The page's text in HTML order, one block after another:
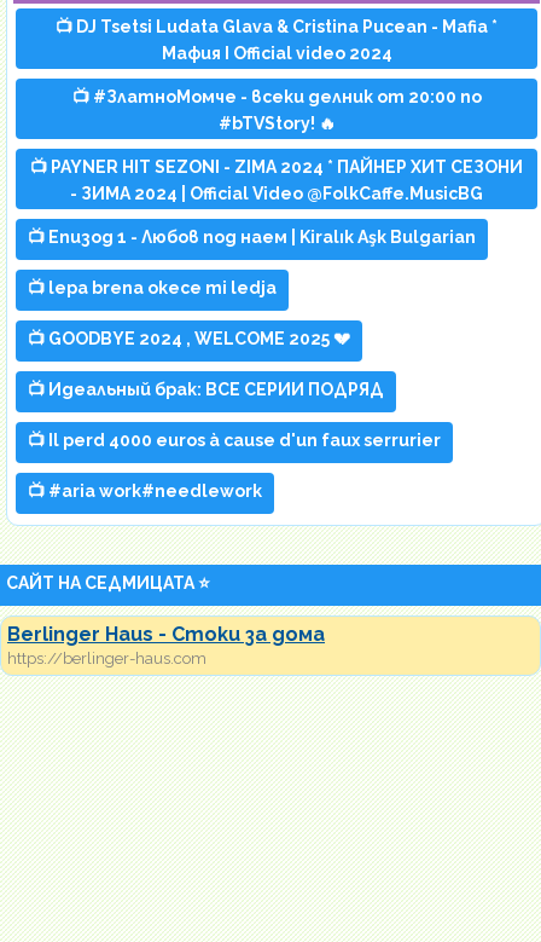
📺 DJ Tsetsi Ludata Glava & Cristina Pucean - Mafia *
Мафия I Official video 2024
📺 #ЗлатноМомче - всеки делник от 20:00 по
#bTVStory! 🔥
📺 PAYNER HIT SEZONI - ZIMA 2024 * ПАЙНЕР ХИТ СЕЗОНИ
- ЗИМА 2024 | Official Video @FolkCaffe.MusicBG
📺 Епизод 1 - Любов под наем | Kiralık Aşk Bulgarian
📺 lepa brena okece mi ledja
📺 GOODBYE 2024 , WELCOME 2025 💔
📺 Идеальный брак: ВСЕ СЕРИИ ПОДРЯД
📺 Il perd 4000 euros à cause d'un faux serrurier
📺 #aria work#needlework
САЙТ НА СЕДМИЦАТА ⭐
Berlinger Haus - Стоки за дома
https://berlinger-haus.com